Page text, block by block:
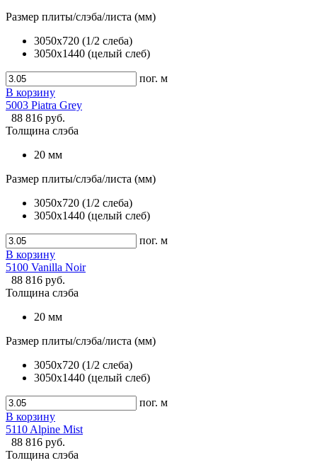
Размер плиты/слэба/листа (мм)
3050x720 (1/2 слеба)
3050x1440 (целый слеб)
пог. м
В корзину
5003 Piatra Grey
88 816 руб.
Толщина слэба
20 мм
Размер плиты/слэба/листа (мм)
3050x720 (1/2 слеба)
3050x1440 (целый слеб)
пог. м
В корзину
5100 Vanilla Noir
88 816 руб.
Толщина слэба
20 мм
Размер плиты/слэба/листа (мм)
3050x720 (1/2 слеба)
3050x1440 (целый слеб)
пог. м
В корзину
5110 Alpine Mist
88 816 руб.
Толщина слэба